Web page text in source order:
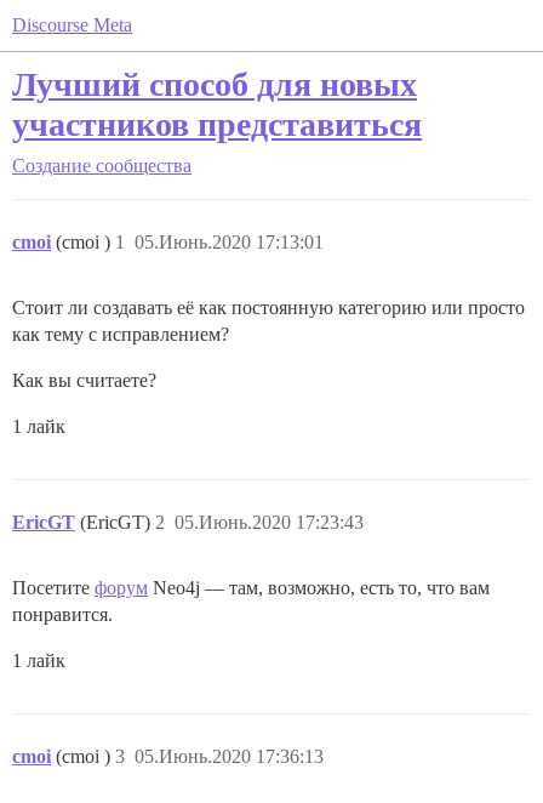
Discourse Meta
Лучший способ для новых
участников представиться
Создание сообщества
cmoi (cmoi ) 05.Июнь.2020 17:13:01
1
Стоит ли создавать её как постоянную категорию или просто
как тему с исправлением?
Как вы считаете?
1 лайк
EricGT (EricGT) 05.Июнь.2020 17:23:43
2
Посетите форум Neo4j — там, возможно, есть то, что вам
понравится.
1 лайк
cmoi (cmoi ) 05.Июнь.2020 17:36:13
3